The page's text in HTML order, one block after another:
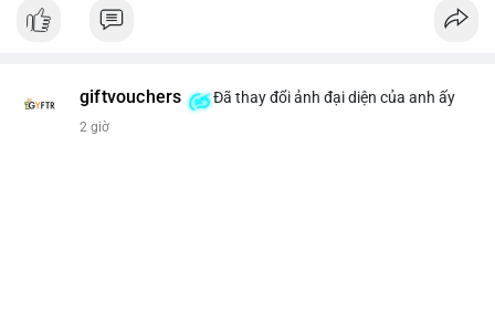
giftvouchers Đã thay đổi ảnh đại diện của anh ấy
2 giờ